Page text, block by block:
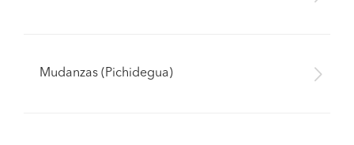
Mudanzas (Pichidegua)